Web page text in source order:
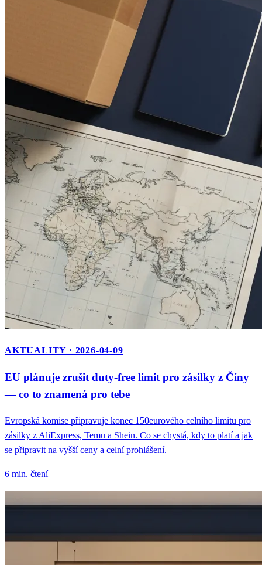
AKTUALITY · 2026-04-09
EU plánuje zrušit duty-free limit pro zásilky z Číny
— co to znamená pro tebe
Evropská komise připravuje konec 150eurového celního limitu pro
zásilky z AliExpress, Temu a Shein. Co se chystá, kdy to platí a jak
se připravit na vyšší ceny a celní prohlášení.
6 min. čtení